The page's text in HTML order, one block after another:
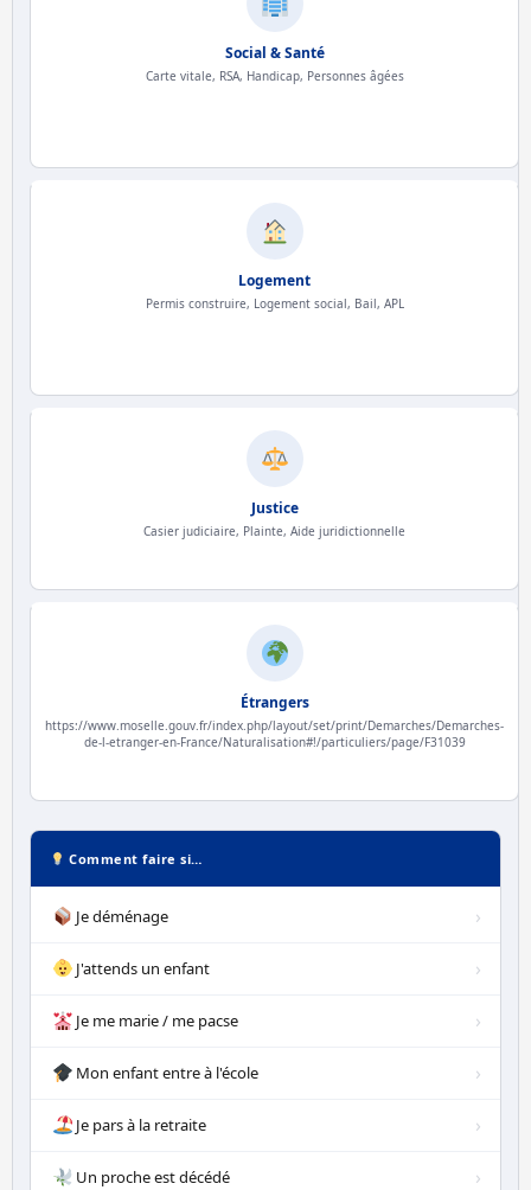
Social & Santé
Carte vitale, RSA, Handicap, Personnes âgées
Logement
Permis construire, Logement social, Bail, APL
Justice
Casier judiciaire, Plainte, Aide juridictionnelle
Étrangers
https://www.moselle.gouv.fr/index.php/layout/set/print/Demarches/Demarches-
de-l-etranger-en-France/Naturalisation#!/particuliers/page/F31039
Comment faire si…
Je déménage ›
J'attends un enfant ›
Je me marie / me pacse ›
Mon enfant entre à l'école ›
Je pars à la retraite ›
Un proche est décédé ›